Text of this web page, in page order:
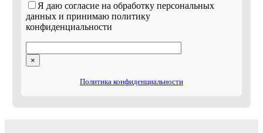
Я даю согласие на обработку персональных
данных и принимаю политику
конфиденциальности
×
Политика конфиденциальности